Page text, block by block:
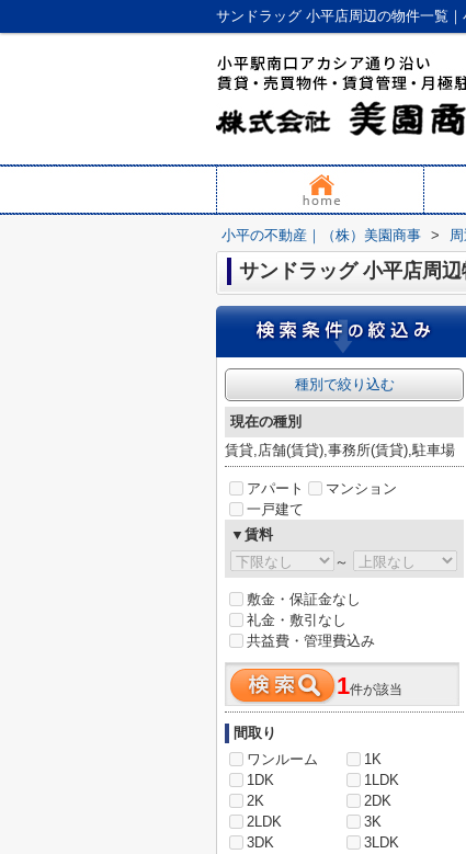
サンドラッグ 小平店周辺の物件一覧
小平の不動産｜（株）美園商事 >
サンドラッグ 小平店周辺
種別で絞り込む
現在の種別
賃貸,店舗(賃貸),事務所(賃貸),駐車場
アパート
マンション
一戸建て
▼賃料
～
敷金・保証金なし
礼金・敷引なし
共益費・管理費込み
1件が該当
間取り
ワンルーム
1K
1DK
1LDK
2K
2DK
2LDK
3K
3DK
3LDK